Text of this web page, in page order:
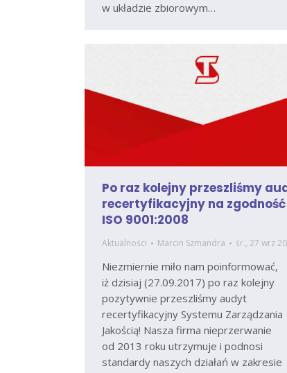
w układzie zbiorowym…
Po raz kolejny przeszliśmy
recertyfikacyjny na zgodność
ISO 9001:2008
Aktualności Marcin Szmandra śr., 27 wrz
Niezmiernie miło nam poinformować,
iż dzisiaj (27.09.2017) po raz kolejny
pozytywnie przeszliśmy audyt
recertyfikacyjny Systemu Zarządzania
Jakością! Nasza firma nieprzerwanie
od 2013 roku utrzymuje i podnosi
standardy naszych działań w zakresie